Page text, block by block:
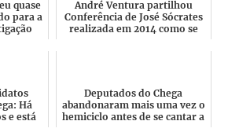
quase
para a
André Ventura partilhou
Conferência de José Sócrates
realizada em 2014 como se
Há
e está
Deputados do Chega
abandonaram mais uma vez o
hemiciclo antes de se cantar a